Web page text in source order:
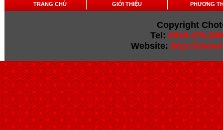
TRANG CHỦ GIỚI THIỆU PHƯƠNG
Copyright
Tel: 0919.479.289
Website: http://